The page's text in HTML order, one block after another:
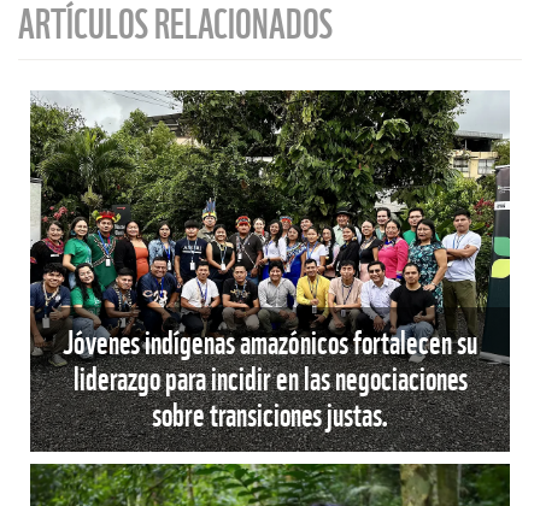
ARTÍCULOS RELACIONADOS
Jóvenes indígenas amazónicos fortalecen su
liderazgo para incidir en las negociaciones
sobre transiciones justas.